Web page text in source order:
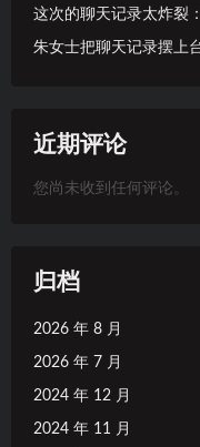
这次的聊天记录太炸裂
朱女士把聊天记录摆上
近期评论
您尚未收到任何评论。
归档
2026 年 8 月
2026 年 7 月
2024 年 12 月
2024 年 11 月